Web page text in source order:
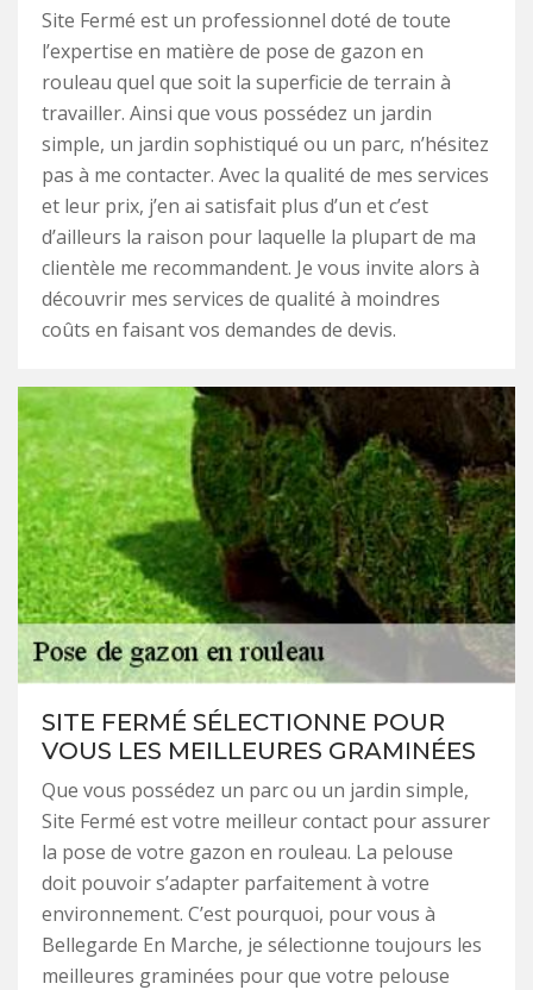
Site Fermé est un professionnel doté de toute
l’expertise en matière de pose de gazon en
rouleau quel que soit la superficie de terrain à
travailler. Ainsi que vous possédez un jardin
simple, un jardin sophistiqué ou un parc, n’hésitez
pas à me contacter. Avec la qualité de mes services
et leur prix, j’en ai satisfait plus d’un et c’est
d’ailleurs la raison pour laquelle la plupart de ma
clientèle me recommandent. Je vous invite alors à
découvrir mes services de qualité à moindres
coûts en faisant vos demandes de devis.
SITE FERMÉ SÉLECTIONNE POUR
VOUS LES MEILLEURES GRAMINÉES
Que vous possédez un parc ou un jardin simple,
Site Fermé est votre meilleur contact pour assurer
la pose de votre gazon en rouleau. La pelouse
doit pouvoir s’adapter parfaitement à votre
environnement. C’est pourquoi, pour vous à
Bellegarde En Marche, je sélectionne toujours les
meilleures graminées pour que votre pelouse